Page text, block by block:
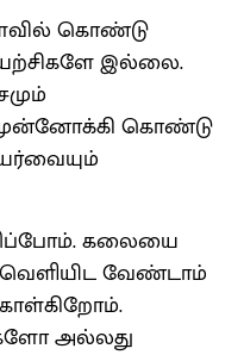
கொண்டு
இல்லை.
கொண்டு
கலையை
வேண்டாம்
அல்லது